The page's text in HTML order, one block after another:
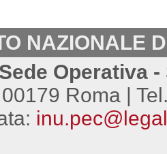
NAZIONALE
Operativa
Roma |